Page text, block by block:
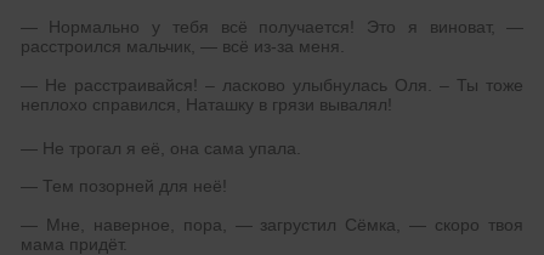
— Нормально у тебя всё получается! Это я виноват, —
расстроился мальчик, — всё из-за меня.
— Не расстраивайся! – ласково улыбнулась Оля. – Ты тоже
неплохо справился, Наташку в грязи вывалял!
— Не трогал я её, она сама упала.
— Тем позорней для неё!
— Мне, наверное, пора, — загрустил Сёмка, — скоро твоя
мама придёт.